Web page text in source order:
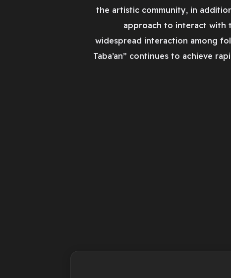
the artistic community, in
approach to interact with
widespread interaction among
Taba’an” continues to achieve